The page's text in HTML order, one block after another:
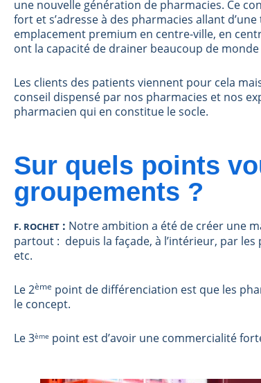
une nouvelle génération de pharmacies. Ce
fort et s’adresse à des pharmacies allant
emplacement premium en centre-ville, en
ont la capacité de drainer beaucoup de
Les clients des patients viennent pour cela
conseil dispensé par nos pharmacies et nos
pharmacien qui en constitue le socle.
Sur quels points
groupements ?
F. ROCHET : Notre ambition a été de créer une
partout : depuis la façade, à l’intérieur, par
etc.
Le 2ème point de différenciation est que les
le concept.
Le 3ème point est d’avoir une commercialité